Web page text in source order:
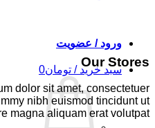
ورود / عضویت
سبد خرید / تومان0
Our Stores
dolor sit amet, consectetuer
nibh euismod tincidunt ut
magna aliquam erat volutpat.